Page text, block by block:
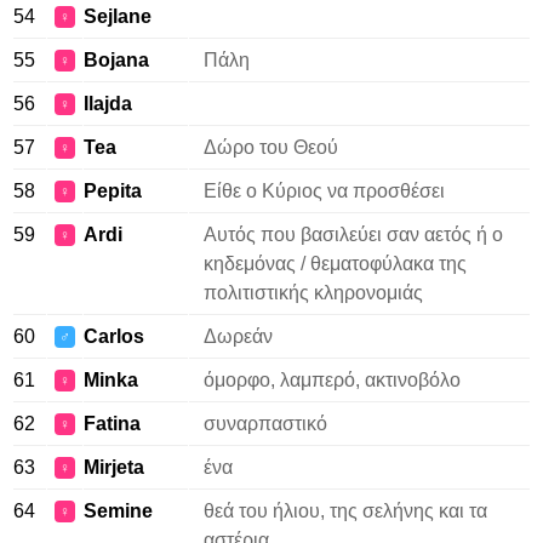
54 ♀ Sejlane
55 ♀ Bojana Πάλη
56 ♀ Ilajda
57 ♀ Tea Δώρο του Θεού
58 ♀ Pepita Είθε ο Κύριος να προσθέσει
59 ♀ Ardi
Αυτός που βασιλεύει σαν αετός ή ο
κηδεμόνας / θεματοφύλακα της
πολιτιστικής κληρονομιάς
60 ♂ Carlos Δωρεάν
61 ♀ Minka όμορφο, λαμπερό, ακτινοβόλο
62 ♀ Fatina συναρπαστικό
63 ♀ Mirjeta ένα
64 ♀ Semine
θεά του ήλιου, της σελήνης και τα